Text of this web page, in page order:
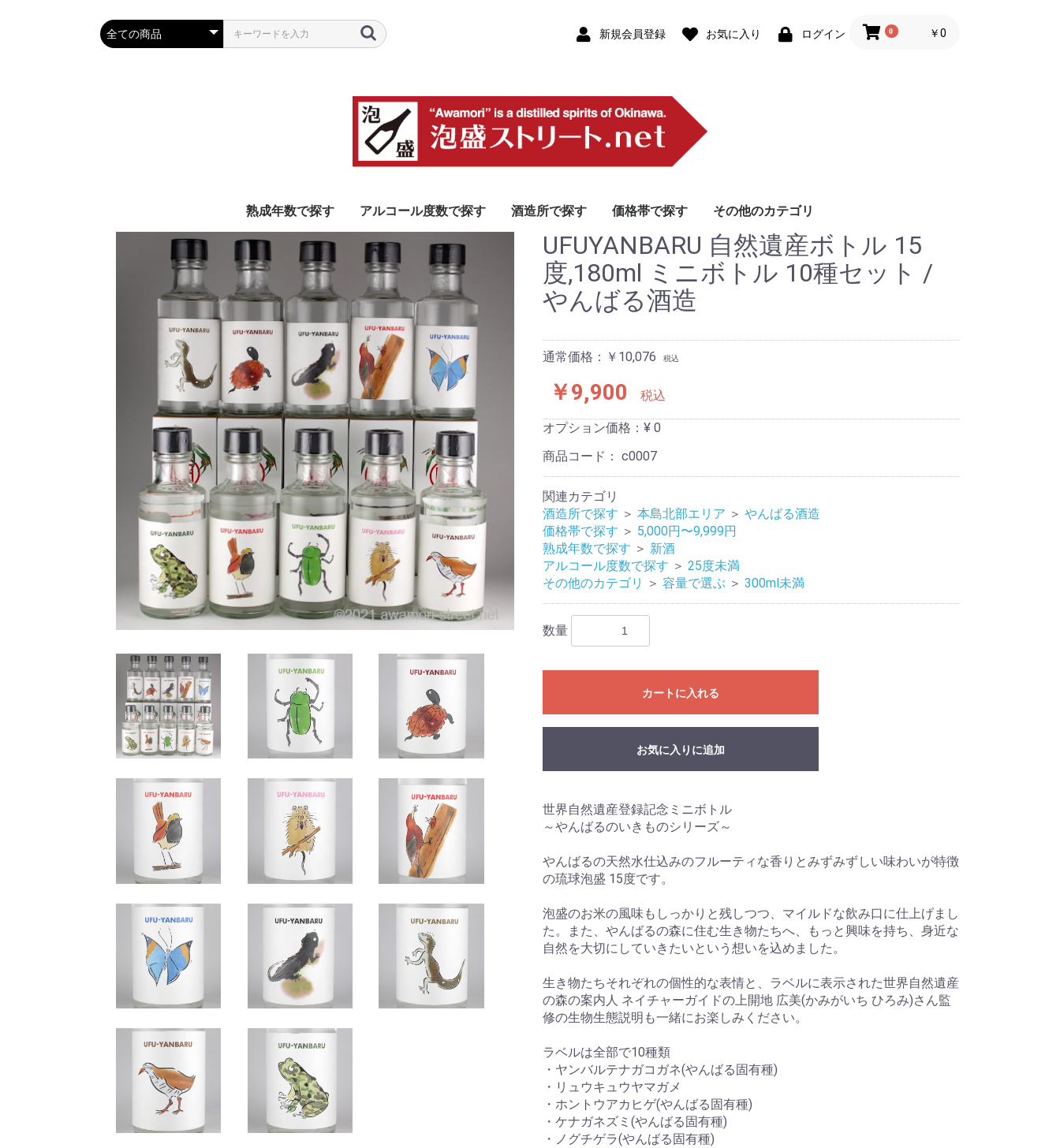
新規会員登録 お気に入り ログイン 0 ￥0
熟成年数で探す
泡盛古酒20年以上
泡盛古酒11〜19年
泡盛古酒10年
泡盛古酒4〜9年
泡盛古酒3年
アルコール度数で探す
46度以上
40〜45度
31〜39度
30度
26〜29度
25度
25度未満
酒造所で探す
本島北部エリア 龍泉酒造
やんばる酒造
今帰仁酒造
山川酒造
津嘉山酒造
ヘリオス酒造
恩納酒造
松藤
金武酒造
本島中部エリア 神村酒造
比嘉酒造
新里酒造
北谷長老酒造
咲元酒造
泰石酒造
那覇エリア 識名酒造
瑞穂酒造
沖縄県酒造協同組合
瑞泉酒造
津波古酒造
久米仙酒造
宮里酒造
本島南部エリア 石川酒造場
忠孝酒造
上原酒造
まさひろ酒造
神谷酒造
宮古島エリア 多良川
菊之露酒造
宮の華
沖之光酒造
千代泉酒造
池間酒造
渡久山酒造
八重山エリア 高嶺酒造
請福酒造
玉那覇酒造
八重泉酒造
池原酒造
仲間酒造
その他離島エリア 崎元酒造
入波平酒造
国泉泡盛
久米島の久米仙
米島酒造
伊是名酒造
伊平屋酒造
製造・販売(泡盛以外
伊江島蒸留所
株式会社グレイス・ラ
ム
協同組合 琉球泡盛 古
酒の郷
南都酒造
羽地酒造合同会社
名護パイナップルワイ
ナリー
オリオンビール
リウボウ商事
株式会社佐平建設
南島酒販
石垣島ビール
-
価格帯で探す
10,000円以上
5,000円〜9,999円
3,000円〜4,999円
2,000円〜2,999円
1000円〜1,999円
1000円未満
その他のカテゴリ
贈りものにオススメ
泡盛鑑評会受賞酒
壺入り泡盛
琥珀色の泡盛
泡盛以外のお酒 イムゲー (スピリッツ)
スピリッツ
リキュール
ウイスキー
ラム酒
ジン
本格焼酎
日本酒
果実酒(ワイン)
ビール・発泡酒
3回蒸留製法「尚」
お買い得セット商品 2本セットで 1% OFF
6本セットで 2% OFF
泡盛名入れ記念ボトル
容量で選ぶ 1800ml超
901〜1800ml
721〜900ml
720ml
600〜700ml
300〜599ml
300ml未満
紙パック泡盛
その他商品
終売・完売商品
琉球木炭焙煎珈琲
UFUYANBARU 自然遺産ボトル 15
度,180ml ミニボトル 10種セット /
やんばる酒造
通常価格：￥10,076 税込
￥9,900 税込
オプション価格：¥ 0
商品コード： c0007
関連カテゴリ
酒造所で探す ＞ 本島北部エリア ＞ やんばる酒造
価格帯で探す ＞ 5,000円〜9,999円
熟成年数で探す ＞ 新酒
アルコール度数で探す ＞ 25度未満
その他のカテゴリ
＞ 容量で選ぶ ＞ 300ml未満
数量
カートに入れる
お気に入りに追加
世界自然遺産登録記念ミニボトル
～やんばるのいきものシリーズ～
やんばるの天然水仕込みのフルーティな香りとみずみずしい味わいが特徴
の琉球泡盛 15度です。
泡盛のお米の風味もしっかりと残しつつ、マイルドな飲み口に仕上げまし
た。また、やんばるの森に住む生き物たちへ、もっと興味を持ち、身近な
自然を大切にしていきたいという想いを込めました。
生き物たちそれぞれの個性的な表情と、ラベルに表示された世界自然遺産
の森の案内人 ネイチャーガイドの上開地 広美(かみがいち ひろみ)さん監
修の生物生態説明も一緒にお楽しみください。
ラベルは全部で10種類
・ヤンバルテナガコガネ(やんばる固有種)
・リュウキュウヤマガメ
・ホントウアカヒゲ(やんばる固有種)
・ケナガネズミ(やんばる固有種)
・ノグチゲラ(やんばる固有種)